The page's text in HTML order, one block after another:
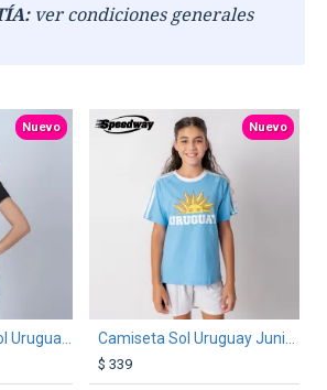
ver condiciones generales
Nuevo Nuevo
TEXTTRANSPARENTE
$ 339